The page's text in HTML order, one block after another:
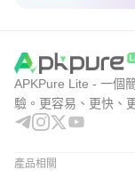
APKPure Lite - 一個
驗。更容易、更快、
產品相關